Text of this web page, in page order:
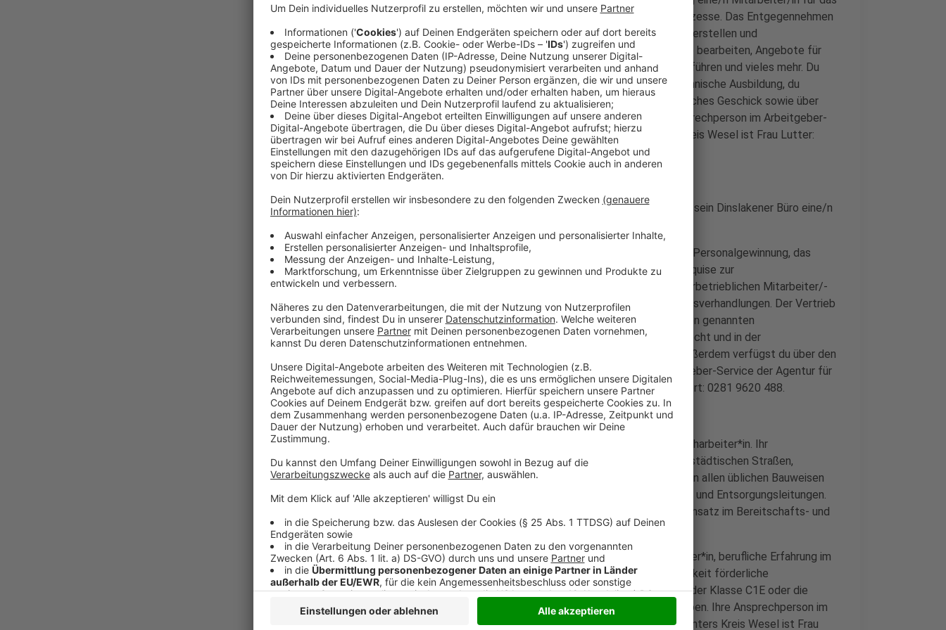
Büro. Deine Aufgaben beinhalten die Abwicklung der Büroprozesse. Das Entgegennehmen
und Bearbeiten von Aufträgen und Rechnungen. Rechnungen erstellen und
Zahlungsverkehr überwachen. Die Auftragsein- und Ausgänge bearbeiten, Angebote für
Produkte und Dienstleistungen einholen, Bestellungen durchführen und vieles mehr. Du
hast Erfahrung als Bürokraft oder eine vergleichbare kaufmännische Ausbildung, du
verfügst über kaufmännisches Verständnis und organisatorisches Geschick sowie über
eine strukturierte und zuverlässige Arbeitsweise. Deine Ansprechperson im Arbeitgeber-
Service der Agentur für Arbeit Wesel und des Jobcenters Kreis Wesel ist Frau Lutter:
0281 9620 185.
Ein Unternehmen im Bereich der Personaldienstleistung sucht für sein Dinslakener Büro eine/n
Deine Aufgaben sind die Betreuung der Bestandskunden, die Personalgewinnung, das
Führen von Bewerbungs- und Einstellungsgesprächen, die Akquise zur
Neukundengewinnung, die Betreuung und Disposition der überbetrieblichen Mitarbeiter/-
innen, die Kalkulation, Angebotserstellung, Vertrags- und Preisverhandlungen. Der Vertrieb
sollte Dir am Herzen liegen, Du solltest Interesse an den oben genannten
Aufgabengebieten haben sowie über Kenntnisse im Arbeitsrecht und in der
Arbeitnehmerüberlassung/ Personalvermittlung verfügen. Außerdem verfügst du über den
Führerschein der Klasse B. Deine Ansprechperson im Arbeitgeber-Service der Agentur für
Arbeit Wesel und des Jobcenters Kreis Wesel ist Herr Puchert: 0281 9620 488.
Ein Weseler Wertstoffhof sucht zu sofort eine/n Tiefbaufacharbeiter*in. Ihr
Aufgabengebiet umfasst die allgemeine Instandhaltung der städtischen Straßen,
Radwege und Banketten. Das Herstellen von neuen Anlagen in allen üblichen Bauweisen
des Straßenbauers und die Verlegung und Reparatur von Ver- und Entsorgungsleitungen.
Das Beseitigen von Unfallschäden und Ölspuren sowie den Einsatz im Bereitschafts- und
Winterdienst.
Sie haben eine abgeschlossene Ausbildung als Tiefbaufacharbeiter*in, berufliche Erfahrung im
Beriech Tief- und Straßenbau oder eine für die angestrebte Tätigkeit förderliche
Berufsausbildung. Außerdem verfügen Sie über den Führerschein der Klasse C1E oder die
Bereitschaft den Führerschein innerhalb von einem Jahr zu erwerben. Ihre Ansprechperson im
Arbeitgeber-Service der Agentur für Arbeit Wesel und des Jobcenters Kreis Wesel ist Frau